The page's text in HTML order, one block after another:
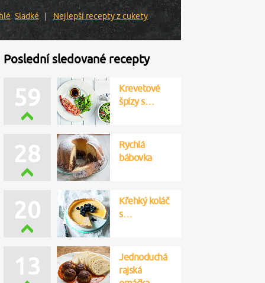
Sladké
Nejlepší recepty z cukety
Poslední sledované recepty
57
Krevetové
špízy s…
30
Rychlá
bábovka
22
Křehký koláč
s…